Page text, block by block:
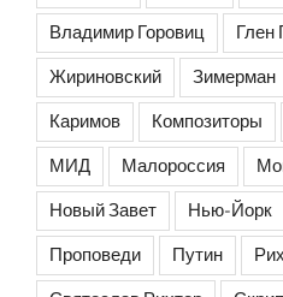
Владимир Горовиц Глен
Жириновский Зимерман
Каримов Композиторы
МИД Малороссия
Новый Завет Нью-Йорк
Проповеди Путин